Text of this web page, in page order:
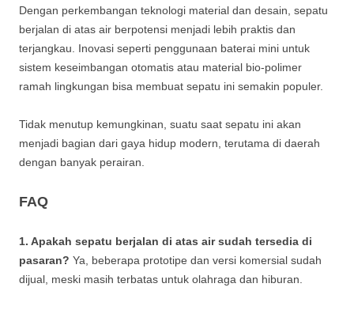
Dengan perkembangan teknologi material dan desain, sepatu
berjalan di atas air berpotensi menjadi lebih praktis dan
terjangkau. Inovasi seperti penggunaan baterai mini untuk
sistem keseimbangan otomatis atau material bio-polimer
ramah lingkungan bisa membuat sepatu ini semakin populer.
Tidak menutup kemungkinan, suatu saat sepatu ini akan
menjadi bagian dari gaya hidup modern, terutama di daerah
dengan banyak perairan.
FAQ
1. Apakah sepatu berjalan di atas air sudah tersedia di
pasaran? Ya, beberapa prototipe dan versi komersial sudah
dijual, meski masih terbatas untuk olahraga dan hiburan.